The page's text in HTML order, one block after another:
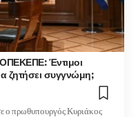
ΟΠΕΚΕΠΕ: Έντιμοι
ζητήσει συγγνώμη;
ο πρωθυπουργός Κυριάκος